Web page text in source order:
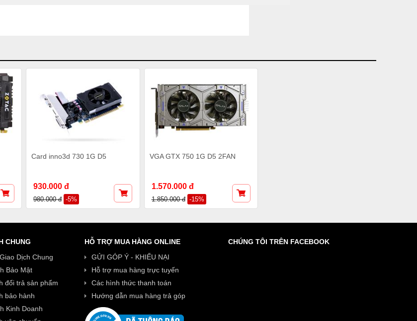
Card inno3d 730 1G D5
930.000 đ
980.000 đ -5%
VGA GTX 750 1G D5 2FAN
1.570.000 đ
1.850.000 đ -15%
CHUNG
Dịch Chung
Bảo Mật
đổi trả sản phẩm
bảo hành
Kinh Doanh
HỖ TRỢ MUA HÀNG ONLINE
GỬI GÓP Ý - KHIẾU NẠI
Hỗ trợ mua hàng trực tuyến
Các hình thức thanh toán
Hướng dẫn mua hàng trả góp
CHÚNG TÔI TRÊN FACEBOOK